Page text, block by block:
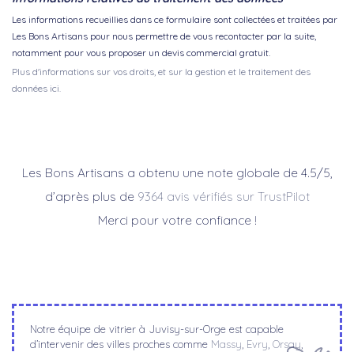
Les informations recueillies dans ce formulaire sont collectées et traitées par
Les Bons Artisans pour nous permettre de vous recontacter par la suite,
notamment pour vous proposer un devis commercial gratuit.
Plus d'informations sur vos droits, et sur la gestion et le traitement des
données ici.
Les Bons Artisans a obtenu une note globale de 4.5/5,
d’après plus de 9364 avis vérifiés sur TrustPilot
Merci pour votre confiance !
Notre équipe de vitrier à Juvisy-sur-Orge est capable
d’intervenir des villes proches comme Massy Evry Orsay